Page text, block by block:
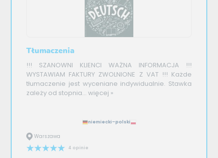
Tłumaczenia
!!! SZANOWNI KLIENCI WAŻNA INFORMACJA !!!
WYSTAWIAM FAKTURY ZWOLNIONE Z VAT !!! Każde
tłumaczenie jest wyceniane indywidualnie. Stawka
zależy od stopnia... więcej »
niemiecki–polski
Warszawa
4 opinie